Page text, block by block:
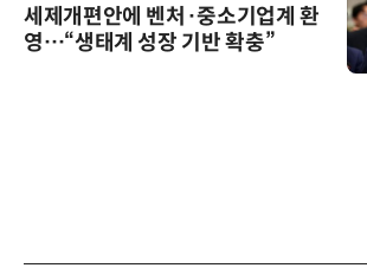
세제개편안에 벤처·중소기업계 환
영…“생태계 성장 기반 확충”